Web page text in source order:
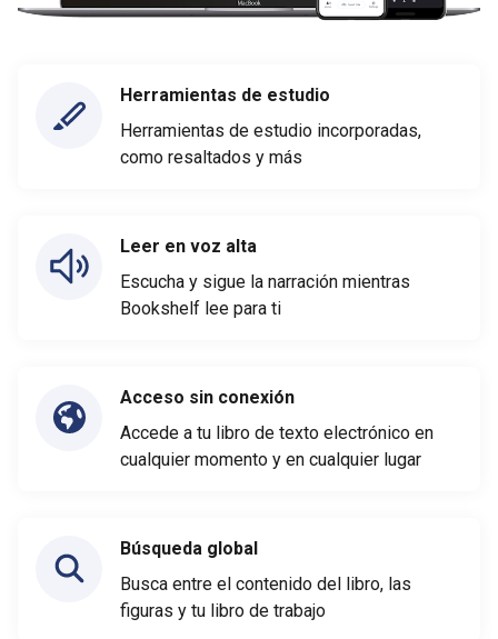
Herramientas de estudio
Herramientas de estudio incorporadas,
como resaltados y más
Leer en voz alta
Escucha y sigue la narración mientras
Bookshelf lee para ti
Acceso sin conexión
Accede a tu libro de texto electrónico en
cualquier momento y en cualquier lugar
Búsqueda global
Busca entre el contenido del libro, las
figuras y tu libro de trabajo